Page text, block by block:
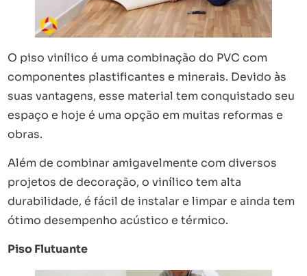
O piso vinílico é uma combinação do PVC com
componentes plastificantes e minerais. Devido às
suas vantagens, esse material tem conquistado seu
espaço e hoje é uma opção em muitas reformas e
obras.
Além de combinar amigavelmente com diversos
projetos de decoração, o vinílico tem alta
durabilidade, é fácil de instalar e limpar e ainda tem
ótimo desempenho acústico e térmico.
Piso Flutuante